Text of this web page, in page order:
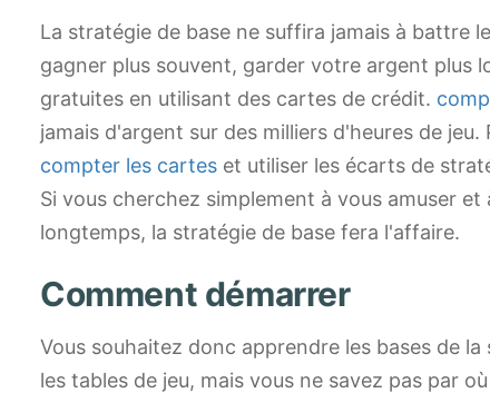
La stratégie de base ne suffira jamais à battre
gagner plus souvent, garder votre argent plus
gratuites en utilisant des cartes de crédit.
jamais d'argent sur des milliers d'heures de
compter les cartes et utiliser les écarts de
Si vous cherchez simplement à vous amuser
longtemps, la stratégie de base fera l'affaire.
Comment démarrer
Vous souhaitez donc apprendre les bases de
les tables de jeu, mais vous ne savez pas par